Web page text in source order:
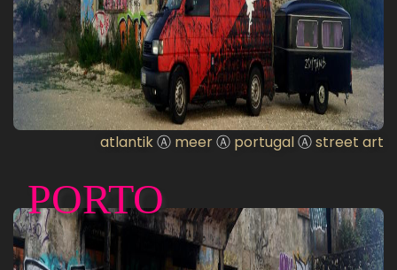
atlantikⒶ meerⒶ portugalⒶstreet art
PORTO